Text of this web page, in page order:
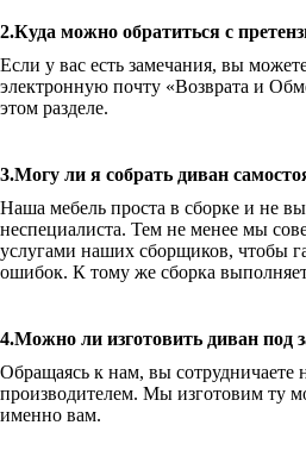
2.Куда можно обратиться с
Если у вас есть замечания, вы
электронную почту «Возврата и
этом разделе.
3.Могу ли я собрать диван
Наша мебель проста в сборке и не
неспециалиста. Тем не менее мы
услугами наших сборщиков, чтобы
ошибок. К тому же сборка
4.Можно ли изготовить диван под
Обращаясь к нам, вы сотрудничаете
производителем. Мы изготовим ту
именно вам.